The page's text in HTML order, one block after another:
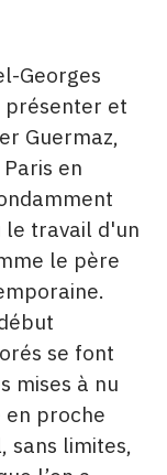
Georges
présenter et
Guermaz,
en
le travail d'un
le père
se font
mises à nu
en proche
sans limites,